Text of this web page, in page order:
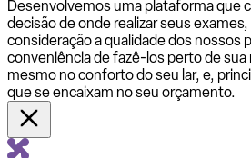
Desenvolvemos uma plataforma que
decisão de onde realizar seus
consideração a qualidade dos nossos
conveniência de fazê-los perto de sua
mesmo no conforto do seu lar, e,
que se encaixam no seu orçamento.